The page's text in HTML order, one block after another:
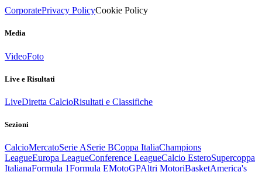
CorporatePrivacy PolicyCookie Policy
Media
VideoFoto
Live e Risultati
LiveDiretta CalcioRisultati e Classifiche
Sezioni
CalcioMercatoSerie ASerie BCoppa ItaliaChampions
LeagueEuropa LeagueConference LeagueCalcio EsteroSupercoppa
ItalianaFormula 1Formula EMotoGPAltri MotoriBasketAmerica's